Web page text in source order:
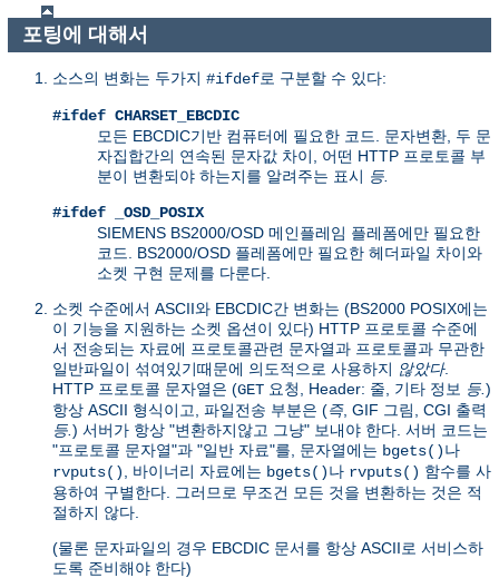
포팅에 대해서
소스의 변화는 두가지 #ifdef로 구분할 수 있다:
#ifdef CHARSET_EBCDIC
모든 EBCDIC기반 컴퓨터에 필요한 코드. 문자변환, 두 문
자집합간의 연속된 문자값 차이, 어떤 HTTP 프로토콜 부
분이 변환되야 하는지를 알려주는 표시 등.
#ifdef _OSD_POSIX
SIEMENS BS2000/OSD 메인플레임 플레폼에만 필요한
코드. BS2000/OSD 플레폼에만 필요한 헤더파일 차이와
소켓 구현 문제를 다룬다.
소켓 수준에서 ASCII와 EBCDIC간 변화는 (BS2000 POSIX에는
이 기능을 지원하는 소켓 옵션이 있다) HTTP 프로토콜 수준에
서 전송되는 자료에 프로토콜관련 문자열과 프로토콜과 무관한
일반파일이 섞여있기때문에 의도적으로 사용하지 않았다.
HTTP 프로토콜 문자열은 (GET 요청, Header: 줄, 기타 정보 등. )
항상 ASCII 형식이고, 파일전송 부분은 (즉, GIF 그림, CGI 출력
등. ) 서버가 항상 "변환하지않고 그냥" 보내야 한다. 서버 코드는
"프로토콜 문자열"과 "일반 자료"를, 문자열에는 bgets()나
rvputs()
, 바이너리 자료에는 bgets()나 rvputs() 함수를 사
용하여 구별한다. 그러므로 무조건 모든 것을 변환하는 것은 적
절하지 않다.
(물론 문자파일의 경우 EBCDIC 문서를 항상 ASCII로 서비스하
도록 준비해야 한다)